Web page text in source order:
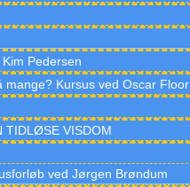
Pedersen
Kursus ved Oscar Floor
TIDLØSE VISDOM
ved Jørgen Brøndum